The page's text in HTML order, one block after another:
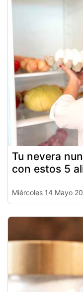
Tu nevera
con estos 5
Miércoles 14 Mayo